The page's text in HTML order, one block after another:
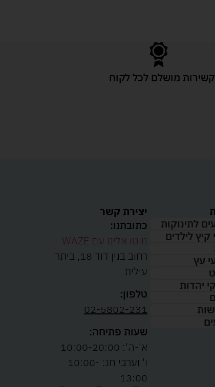
שירות מושלם לכל לקוח
לתינוקות
קיץ לילדים
עץ
יהדות
יצירת קשר
כתובתנו:
נווטו אלינו עם WAZE
רחוב בנין דוד 18, ביתר
עילית
טלפון:
02-5802-231
שעות פתיחה:
א'-ה': 10:00-20:00
ו' וערבי חג: 10:00-
13:00